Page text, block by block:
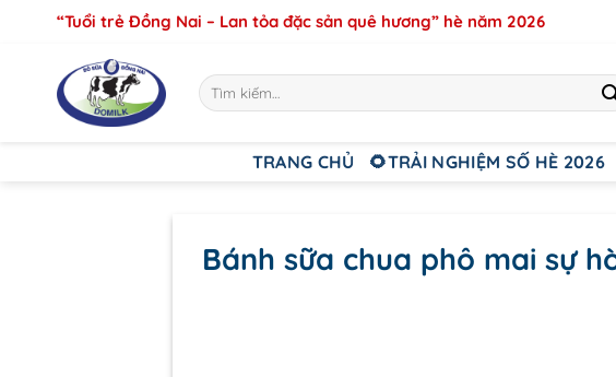
“Tuổi trẻ Đồng Nai – Lan tỏa đặc sản quê hương” hè năm 2026
Tìm
kiếm:
TRANG CHỦ 🌻TRẢI NGHIỆM SỐ HÈ 2026
Bánh sữa chua phô mai sự